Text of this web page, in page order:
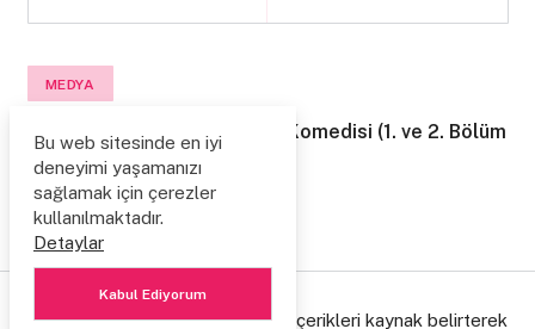
MEDYA
İbret-ül Versite / Üniversite Komedisi (1. ve 2. Bölüm
Bir Arada)
2 Ağustos 2014 4643
© Copyright 2006/2026. Lütfen içerikleri kaynak belirterek
Bu web sitesinde en iyi
deneyimi yaşamanızı
sağlamak için çerezler
kullanılmaktadır.
Detaylar
Kabul Ediyorum